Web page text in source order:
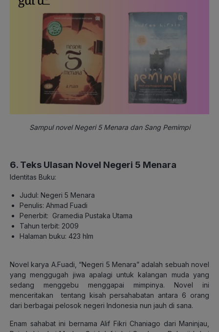
Sampul novel Negeri 5 Menara dan Sang Pemimpi
6. Teks Ulasan Novel Negeri 5 Menara
Identitas Buku:
Judul: Negeri 5 Menara
Penulis: Ahmad Fuadi
Penerbit: Gramedia Pustaka Utama
Tahun terbit: 2009
Halaman buku: 423 hlm
Novel karya A.Fuadi, “Negeri 5 Menara” adalah sebuah novel
yang menggugah jiwa apalagi untuk kalangan muda yang
sedang menggebu menggapai mimpinya. Novel ini
menceritakan tentang kisah persahabatan antara 6 orang
dari berbagai pelosok negeri Indonesia nun jauh di sana.
Enam sahabat ini bernama Alif Fikri Chaniago dari Maninjau,